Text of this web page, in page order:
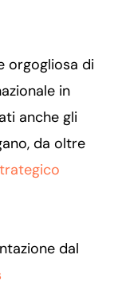
orgogliosa di
in
anche gli
da oltre
dal